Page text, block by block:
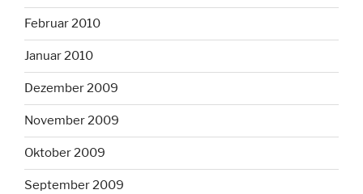
Februar 2010
Januar 2010
Dezember 2009
November 2009
Oktober 2009
September 2009